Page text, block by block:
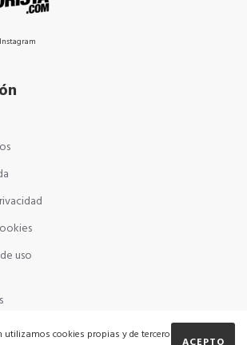
uso
ACEPTO
cookies propias y de terceros